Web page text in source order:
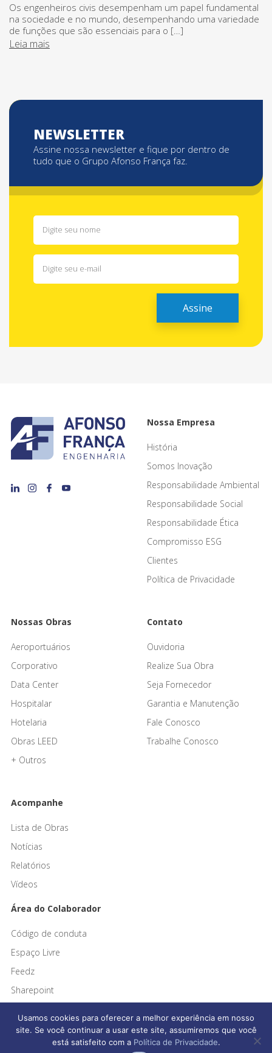
Os engenheiros civis desempenham um papel fundamental
na sociedade e no mundo, desempenhando uma variedade
de funções que são essenciais para o […]
Leia mais
NEWSLETTER
Assine nossa newsletter e fique por dentro de
tudo que o Grupo Afonso França faz.
Nossa Empresa
História
Somos Inovação
Responsabilidade Ambiental
Responsabilidade Social
Responsabilidade Ética
Compromisso ESG
Clientes
Política de Privacidade
Nossas Obras
Aeroportuários
Corporativo
Data Center
Hospitalar
Hotelaria
Obras LEED
+ Outros
Contato
Ouvidoria
Realize Sua Obra
Seja Fornecedor
Garantia e Manutenção
Fale Conosco
Trabalhe Conosco
Acompanhe
Lista de Obras
Notícias
Relatórios
Vídeos
Área do Colaborador
Código de conduta
Espaço Livre
Feedz
Sharepoint
Usamos cookies para oferecer a melhor experiência em nosso
site. Se você continuar a usar este site, assumiremos que você
está satisfeito com a Política de Privacidade.